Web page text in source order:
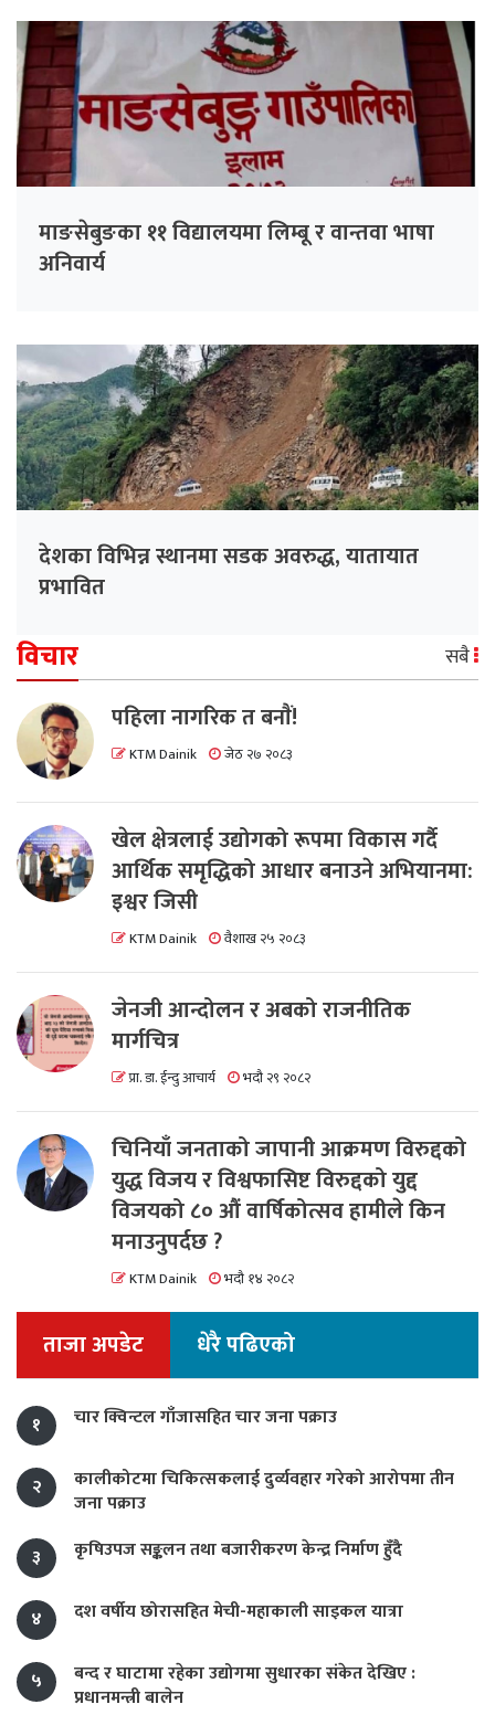
माङसेबुङका ११ विद्यालयमा लिम्बू र वान्तवा भाषा
अनिवार्य
देशका विभिन्न स्थानमा सडक अवरुद्ध, यातायात
प्रभावित
विचार सबै
पहिला नागरिक त बनाैं!
KTM Dainik जेठ २७ २०८३
खेल क्षेत्रलाई उद्योगको रूपमा विकास गर्दै
आर्थिक समृद्धिको आधार बनाउने अभियानमा:
इश्वर जिसी
KTM Dainik वैशाख २५ २०८३
जेनजी आन्दोलन र अबको राजनीतिक
मार्गचित्र
प्रा. डा. ईन्दु आचार्य भदौ २९ २०८२
चिनियाँ जनताको जापानी आक्रमण विरुद्दको
युद्ध विजय र विश्वफासिष्ट विरुद्दको युद्द
विजयको ८० औं वार्षिकोत्सव हामीले किन
मनाउनुपर्दछ ?
KTM Dainik भदौ १४ २०८२
ताजा अपडेट धेरै पढिएको
१ चार क्विन्टल गाँजासहित चार जना पक्राउ
२
कालीकोटमा चिकित्सकलाई दुर्व्यवहार गरेको आरोपमा तीन
जना पक्राउ
३
कृषिउपज सङ्कलन तथा बजारीकरण केन्द्र निर्माण हुँदै
४ दश वर्षीय छोरासहित मेची-महाकाली साइकल यात्रा
५
बन्द र घाटामा रहेका उद्योगमा सुधारका संकेत देखिए :
प्रधानमन्त्री बालेन